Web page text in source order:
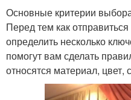
Основные критерии
Перед тем как
определить несколько
помогут вам сделать
относятся материал, цвет,